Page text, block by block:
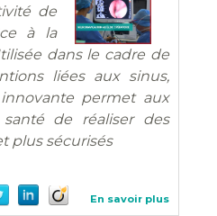
de
à la
dans le cadre de
liées aux sinus,
permet aux
de réaliser des
plus sécurisés
En savoir plus